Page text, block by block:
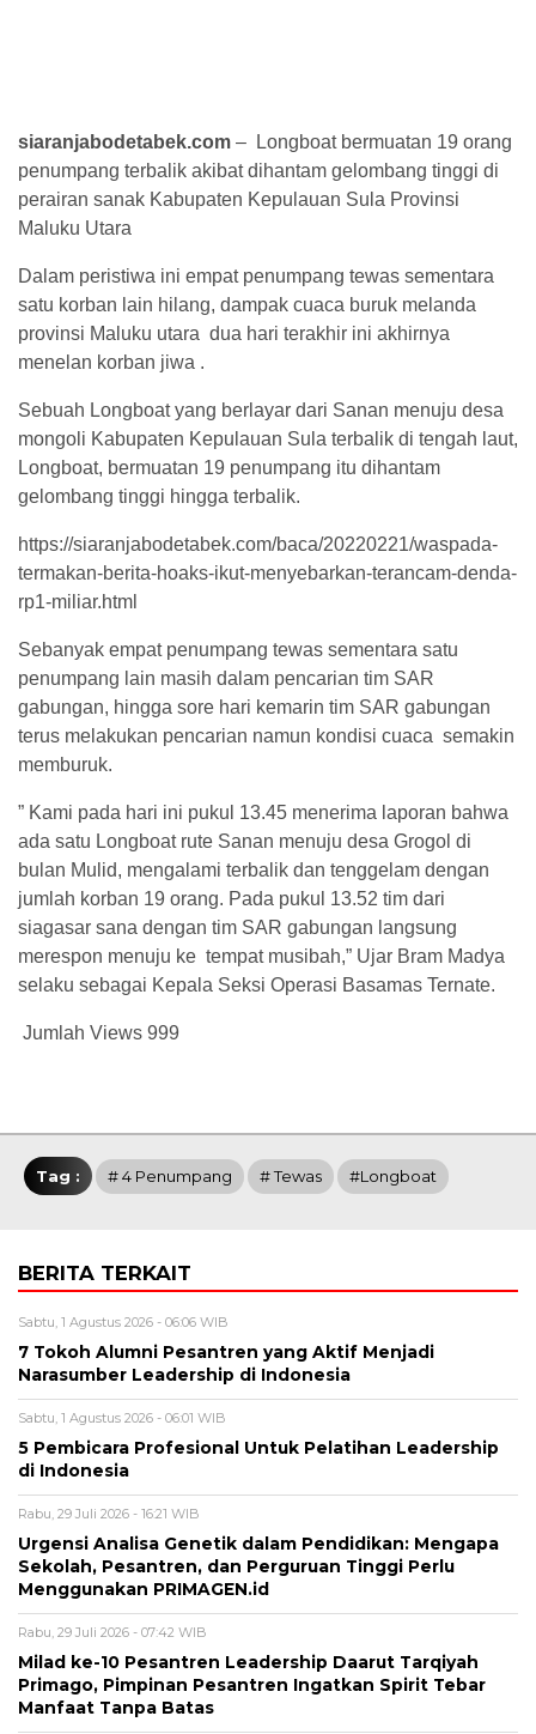
siaranjabodetabek.com – Longboat bermuatan 19 orang
penumpang terbalik akibat dihantam gelombang tinggi di
perairan sanak Kabupaten Kepulauan Sula Provinsi
Maluku Utara
Dalam peristiwa ini empat penumpang tewas sementara
satu korban lain hilang, dampak cuaca buruk melanda
provinsi Maluku utara dua hari terakhir ini akhirnya
menelan korban jiwa .
Sebuah Longboat yang berlayar dari Sanan menuju desa
mongoli Kabupaten Kepulauan Sula terbalik di tengah laut,
Longboat, bermuatan 19 penumpang itu dihantam
gelombang tinggi hingga terbalik.
https://siaranjabodetabek.com/baca/20220221/waspada-
termakan-berita-hoaks-ikut-menyebarkan-terancam-denda-
rp1-miliar.html
Sebanyak empat penumpang tewas sementara satu
penumpang lain masih dalam pencarian tim SAR
gabungan, hingga sore hari kemarin tim SAR gabungan
terus melakukan pencarian namun kondisi cuaca semakin
memburuk.
” Kami pada hari ini pukul 13.45 menerima laporan bahwa
ada satu Longboat rute Sanan menuju desa Grogol di
bulan Mulid, mengalami terbalik dan tenggelam dengan
jumlah korban 19 orang. Pada pukul 13.52 tim dari
siagasar sana dengan tim SAR gabungan langsung
merespon menuju ke tempat musibah,” Ujar Bram Madya
selaku sebagai Kepala Seksi Operasi Basamas Ternate.
Jumlah Views 999
Tag : # 4 Penumpang # Tewas #Longboat
BERITA TERKAIT
Sabtu, 1 Agustus 2026 - 06:06 WIB
7 Tokoh Alumni Pesantren yang Aktif Menjadi
Narasumber Leadership di Indonesia
Sabtu, 1 Agustus 2026 - 06:01 WIB
5 Pembicara Profesional Untuk Pelatihan Leadership
di Indonesia
Rabu, 29 Juli 2026 - 16:21 WIB
Urgensi Analisa Genetik dalam Pendidikan: Mengapa
Sekolah, Pesantren, dan Perguruan Tinggi Perlu
Menggunakan PRIMAGEN.id
Rabu, 29 Juli 2026 - 07:42 WIB
Milad ke-10 Pesantren Leadership Daarut Tarqiyah
Primago, Pimpinan Pesantren Ingatkan Spirit Tebar
Manfaat Tanpa Batas